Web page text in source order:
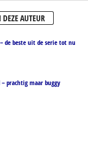
AUTEUR
de beste uit de serie tot nu
– prachtig maar buggy